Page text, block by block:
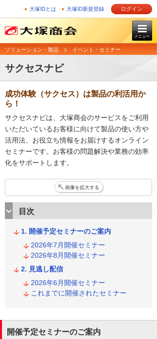
大塚IDとは 大塚ID新規登録 ログイン
メニュー
ソリューション・製品 イベント・セミナー
サクセスナビ
成功体験（サクセス）は製品の利活用か
ら！
サクセスナビは、大塚商会のサービスをご利用
いただいているお客様に向けて製品の使い方や
活用法、お役立ち情報をお届けするオンライン
セミナーです。お客様の問題解決や業務の効率
化をサポートします。
画像を拡大する
目次
開催予定セミナーのご案内
2026年7月開催セミナー
2026年8月開催セミナー
見逃し配信
2026年6月開催セミナー
これまでに開催されたセミナー
開催予定セミナーのご案内